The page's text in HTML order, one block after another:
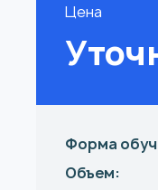
Цена
Форма
Объем: